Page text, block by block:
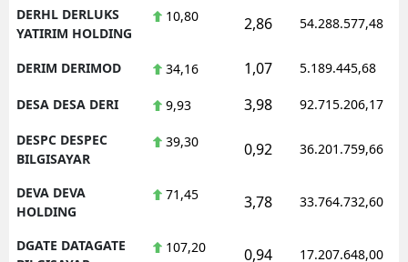
DERHL DERLUKS
YATIRIM HOLDING
10,80 2,86 54.288.577,48
DERIM DERIMOD 34,16 1,07 5.189.445,68
DESA DESA DERI 9,93 3,98 92.715.206,17
DESPC DESPEC
BILGISAYAR
39,30 0,92 36.201.759,66
DEVA DEVA
HOLDING
71,45 3,78 33.764.732,60
DGATE DATAGATE
107,20 0,94 17.207.648,00